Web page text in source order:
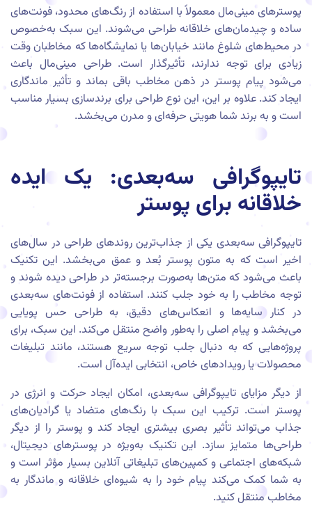
پوسترهای مینی‌مال معمولاً با استفاده از رنگ‌های محدود، فونت‌های
ساده و چیدمان‌های خلاقانه طراحی می‌شوند. این سبک به‌خصوص
در محیط‌های شلوغ مانند خیابان‌ها یا نمایشگاه‌ها که مخاطبان وقت
زیادی برای توجه ندارند، تأثیرگذار است. طراحی مینی‌مال باعث
می‌شود پیام پوستر در ذهن مخاطب باقی بماند و تأثیر ماندگاری
ایجاد کند. علاوه بر این، این نوع طراحی برای برندسازی بسیار مناسب
است و به برند شما هویتی حرفه‌ای و مدرن می‌بخشد.
تایپوگرافی سه‌بعدی: یک ایده
خلاقانه برای پوستر
تایپوگرافی سه‌بعدی یکی از جذاب‌ترین روندهای طراحی در سال‌های
اخیر است که به متون پوستر بُعد و عمق می‌بخشد. این تکنیک
باعث می‌شود که متن‌ها به‌صورت برجسته‌تر در طراحی دیده شوند و
توجه مخاطب را به خود جلب کنند. استفاده از فونت‌های سه‌بعدی
در کنار سایه‌ها و انعکاس‌های دقیق، به طراحی حس پویایی
می‌بخشد و پیام اصلی را به‌طور واضح منتقل می‌کند. این سبک، برای
پروژه‌هایی که به دنبال جلب توجه سریع هستند، مانند تبلیغات
محصولات یا رویدادهای خاص، انتخابی ایده‌آل است.
از دیگر مزایای تایپوگرافی سه‌بعدی، امکان ایجاد حرکت و انرژی در
پوستر است. ترکیب این سبک با رنگ‌های متضاد یا گرادیان‌های
جذاب می‌تواند تأثیر بصری بیشتری ایجاد کند و پوستر را از دیگر
طراحی‌ها متمایز سازد. این تکنیک به‌ویژه در پوسترهای دیجیتال،
شبکه‌های اجتماعی و کمپین‌های تبلیغاتی آنلاین بسیار مؤثر است و
به شما کمک می‌کند پیام خود را به شیوه‌ای خلاقانه و ماندگار به
مخاطب منتقل کنید.